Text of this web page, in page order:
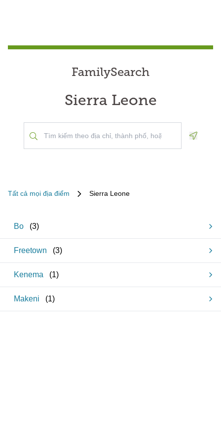
FamilySearch
Sierra Leone
Tất cả mọi địa điểm Sierra Leone
Bo (3)
Freetown (3)
Kenema (1)
Makeni (1)